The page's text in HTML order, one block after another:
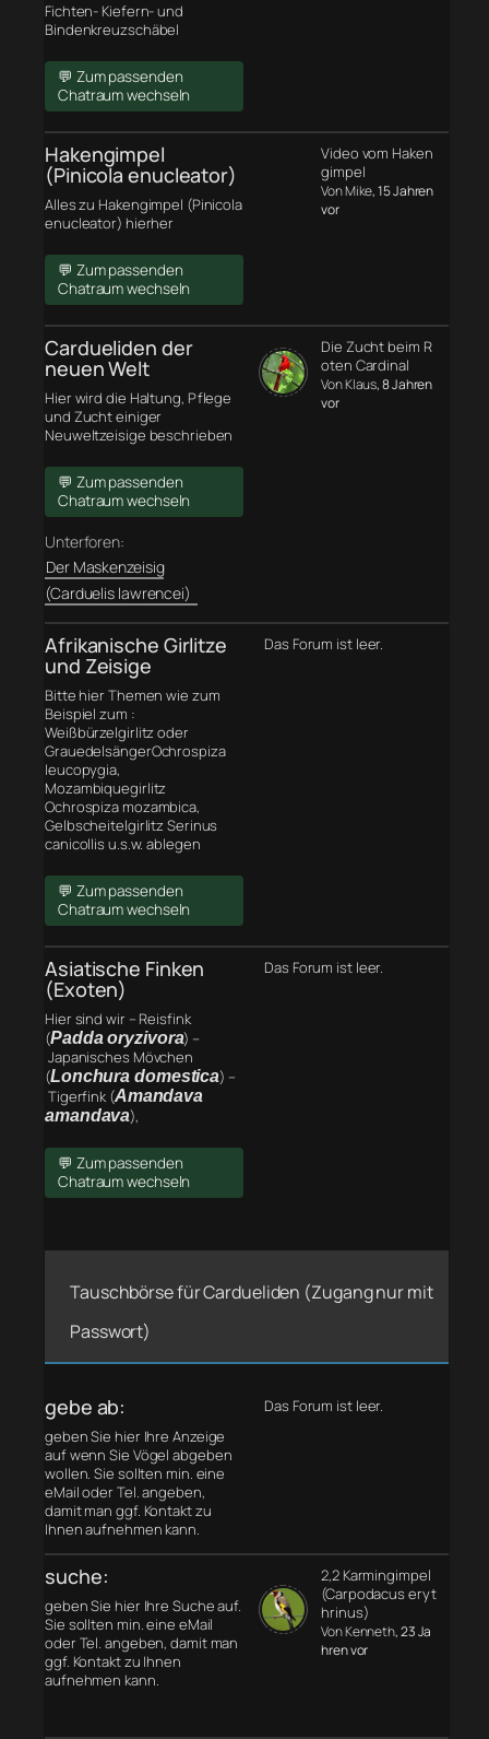
Fichten- Kiefern- und
Bindenkreuzschäbel
💬 Zum passenden
Chatraum wechseln
Hakengimpel
(Pinicola enucleator)
Alles zu Hakengimpel (Pinicola
enucleator) hierher
💬 Zum passenden
Chatraum wechseln
Video vom Haken
gimpel
Von Mike, 15 Jahren
vor
Cardueliden der
neuen Welt
Hier wird die Haltung, Pflege
und Zucht einiger
Neuweltzeisige beschrieben
💬 Zum passenden
Chatraum wechseln
Unterforen:
Der Maskenzeisig
(Carduelis lawrencei)
Die Zucht beim R
oten Cardinal
Von Klaus, 8 Jahren
vor
Afrikanische Girlitze
und Zeisige
Bitte hier Themen wie zum
Beispiel zum :
Weißbürzelgirlitz oder
GrauedelsängerOchrospiza
leucopygia,
Mozambiquegirlitz
Ochrospiza mozambica,
Gelbscheitelgirlitz Serinus
canicollis u.s.w. ablegen
💬 Zum passenden
Chatraum wechseln
Das Forum ist leer.
Asiatische Finken
(Exoten)
Hier sind wir – Reisfink
(Padda oryzivora) –
Japanisches Mövchen
(Lonchura domestica) –
Tigerfink (Amandava
amandava),
💬 Zum passenden
Chatraum wechseln
Das Forum ist leer.
Tauschbörse für Cardueliden (Zugang nur mit
Passwort)
gebe ab:
geben Sie hier Ihre Anzeige
auf wenn Sie Vögel abgeben
wollen. Sie sollten min. eine
eMail oder Tel. angeben,
damit man ggf. Kontakt zu
Ihnen aufnehmen kann.
Das Forum ist leer.
suche:
geben Sie hier Ihre Suche auf.
Sie sollten min. eine eMail
oder Tel. angeben, damit man
ggf. Kontakt zu Ihnen
aufnehmen kann.
2,2 Karmingimpel
(Carpodacus eryt
hrinus)
Von Kenneth, 23 Ja
hren vor